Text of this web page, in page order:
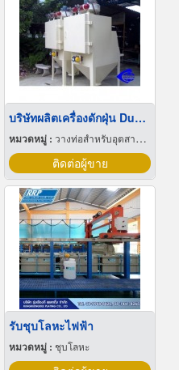
บริษัทผลิตเครื่องดักฝุ่น Dust Collector
หมวดหมู่ : วางท่อสำหรับอุตสาหกรรมท่อ
ติดต่อผู้ขาย
รับชุบโลหะไฟฟ้า
หมวดหมู่ : ชุบโลหะ